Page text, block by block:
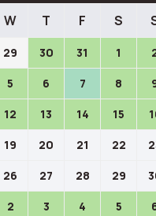
W T F S
29 30 31 1
5 6 7 8
12 13 14 15
19 20 21 22
26 27 28 29
2 3 4 5